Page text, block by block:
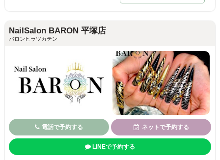
NailSalon BARON 平塚店
バロンヒラツカテン
電話で予約する ネットで予約する
LINEで予約する